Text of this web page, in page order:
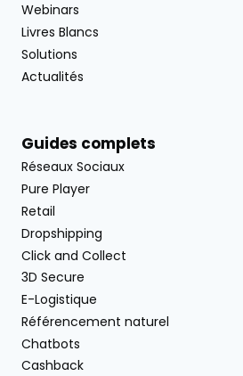
Webinars
Livres Blancs
Solutions
Actualités
Guides complets
Réseaux Sociaux
Pure Player
Retail
Dropshipping
Click and Collect
3D Secure
E-Logistique
Référencement naturel
Chatbots
Cashback